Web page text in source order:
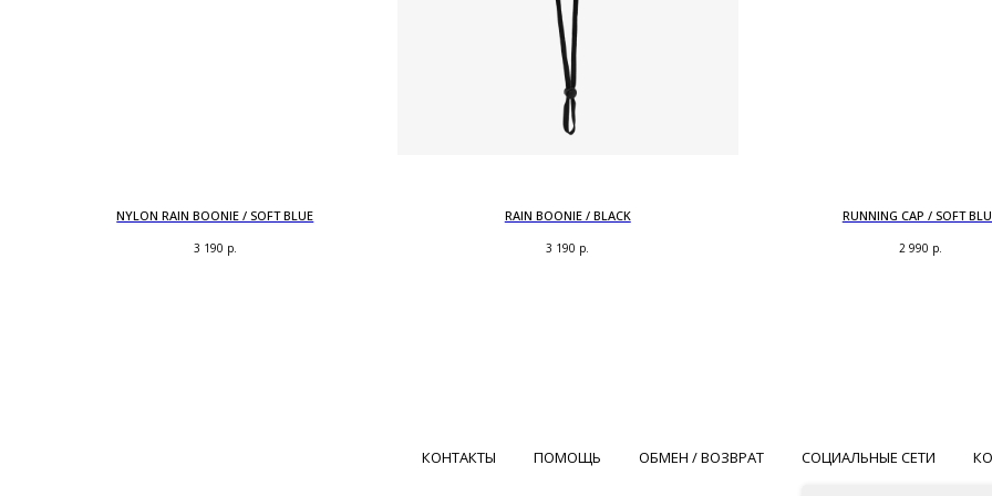
NYLON RAIN BOONIE / SOFT BLUE
3 190 р.
RAIN BOONIE / BLACK
3 190 р.
RUNNING CAP / SOFT
2 990 р.
КОНТАКТЫ ПОМОЩЬ ОБМЕН / ВОЗВРАТ СОЦИАЛЬНЫЕ СЕТИ